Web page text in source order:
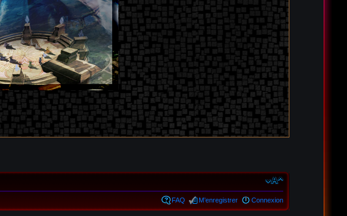
FAQ M’enregistrer Connexion